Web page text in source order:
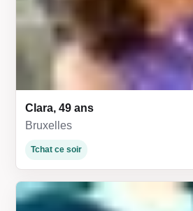
Clara, 49 ans
Bruxelles
Tchat ce soir